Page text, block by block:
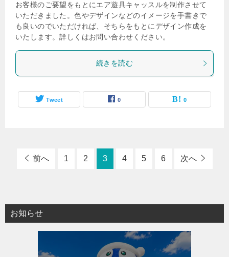
お客様のご要望をもとにエア遊具キャッスルを制作させて
いただきました。色やデザインなどのイメージを手書きで
も良いのでいただければ、そちらをもとにデザイン作成を
いたします。詳しくはお問い合わせください。
続きを読む
Tweet 0 0
前へ 1 2 3 4 5 6 次へ
お知らせ